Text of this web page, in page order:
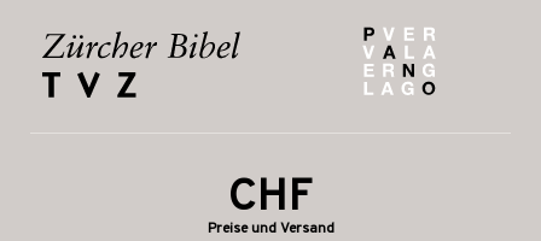
CHF
Preise und Versand